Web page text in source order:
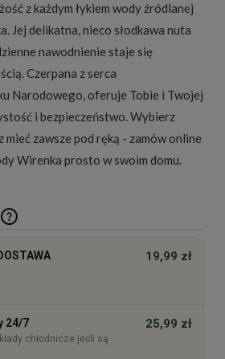
z każdym łykiem wody źródlanej
Jej delikatna, nieco słodkawa nuta
nawodnienie staje się
Czerpana z serca
Narodowego, oferuje Tobie i Twojej
i bezpieczeństwo. Wybierz
mieć zawsze pod ręką - zamów online
Wirenka prosto w swoim domu.
kosztów płatności
19,99 zł
24/7
chłodnicze jeśli są
25,99 zł